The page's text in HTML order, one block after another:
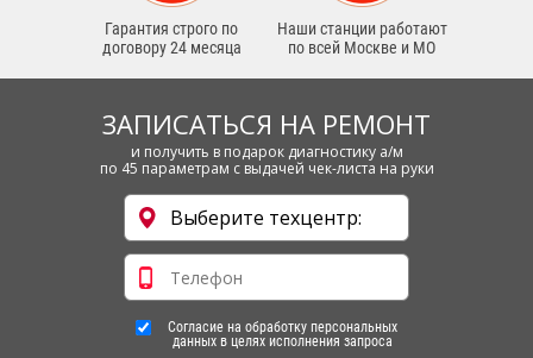
Гарантия строго по
договору 24 месяца
Наши станции работают
по всей Москве и МО
ЗАПИСАТЬСЯ НА РЕМОНТ
и получить в подарок диагностику а/м
по 45 параметрам с выдачей чек-листа на руки
Согласие на обработку персональных
данных в целях исполнения запроса